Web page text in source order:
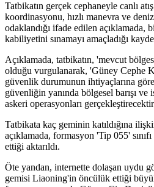
Tatbikatın gerçek cephaneyle canlı
koordinasyonu, hızlı manevra ve
odaklandığı ifade edilen açıklamada,
kabiliyetini sınamayı amaçladığı
Açıklamada, tatbikatın, 'mevcut
olduğu vurgulanarak, 'Güney Cephe
güvenlik durumunun ihtiyaçlarına
güvenliğin yanında bölgesel barışı
askeri operasyonları
Tatbikata kaç geminin katıldığına
açıklamada, formasyon 'Tip 055'
ettiği aktarıldı.
Öte yandan, internette dolaşan uydu
gemisi Liaoning'in öncülük ettiği